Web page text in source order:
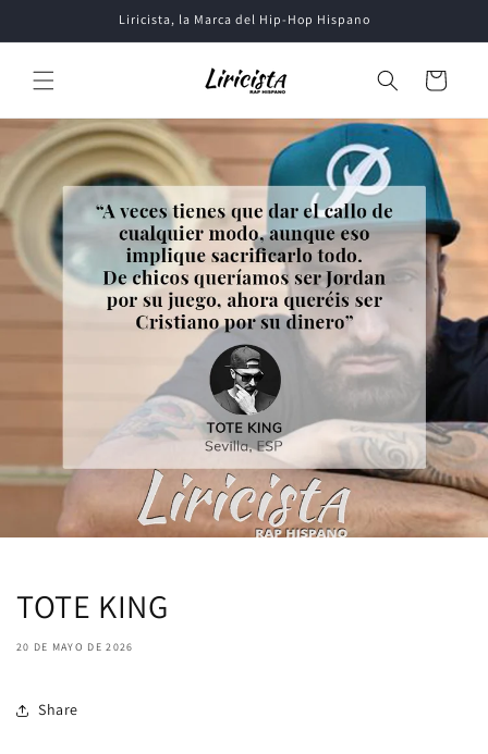
al contenido
Liricista, la Marca del Hip-Hop Hispano
Carrito
TOTE KING
20 DE MAYO DE 2026
Share